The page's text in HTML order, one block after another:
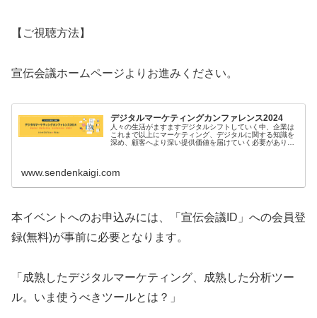
【ご視聴方法】
宣伝会議ホームページよりお進みください。
デジタルマーケティングカンファレンス2024
人々の生活がますますデジタルシフトしていく中、企業は
これまで以上にマーケティング、デジタルに関する知識を
深め、顧客へより深い提供価値を届けていく必要がありま
www.sendenkaigi.com
本イベントへのお申込みには、「宣伝会議ID」への会員登
録(無料)が事前に必要となります。
「成熟したデジタルマーケティング、成熟した分析ツー
ル。いま使うべきツールとは？」